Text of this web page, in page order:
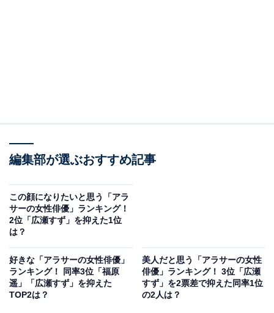
編集部が選ぶおすすめ記事
この顔になりたいと思う「アラ
サーの女性俳優」ランキング！
2位「広瀬すず」を抑えた1位
は？
好きな「アラサーの女性俳優」
ランキング！ 同率3位「福原
遥」「広瀬すず」を抑えた
TOP2は？
美人だと思う「アラサーの女性
俳優」ランキング！ 3位「広瀬
すず」を2票差で抑えた同率1位
の2人は？